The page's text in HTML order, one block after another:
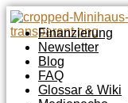
Zum
Inhalt
springen
Finanzierung
Newsletter
Blog
FAQ
Glossar & Wiki